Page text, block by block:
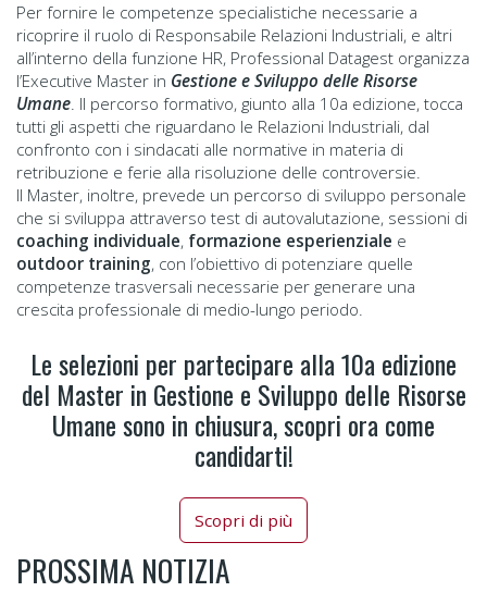
Per fornire le competenze specialistiche necessarie a
ricoprire il ruolo di Responsabile Relazioni Industriali, e altri
all’interno della funzione HR, Professional Datagest organizza
l’Executive Master in Gestione e Sviluppo delle Risorse
Umane. Il percorso formativo, giunto alla 10a edizione, tocca
tutti gli aspetti che riguardano le Relazioni Industriali, dal
confronto con i sindacati alle normative in materia di
retribuzione e ferie alla risoluzione delle controversie.
Il Master, inoltre, prevede un percorso di sviluppo personale
che si sviluppa attraverso test di autovalutazione, sessioni di
coaching individuale, formazione esperienziale e
outdoor training, con l’obiettivo di potenziare quelle
competenze trasversali necessarie per generare una
crescita professionale di medio-lungo periodo.
Le selezioni per partecipare alla 10a edizione
del Master in Gestione e Sviluppo delle Risorse
Umane sono in chiusura, scopri ora come
candidarti!
Scopri di più
PROSSIMA NOTIZIA